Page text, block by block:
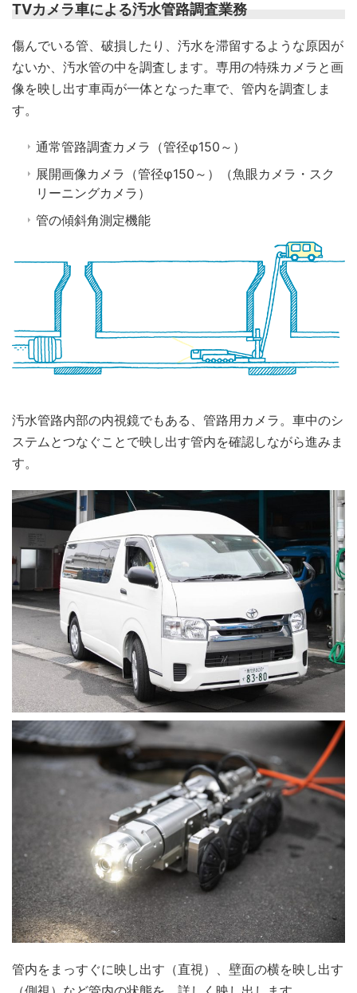
TVカメラ車による汚水管路調査業務
傷んでいる管、破損したり、汚水を滞留するような原因が
ないか、汚水管の中を調査します。専用の特殊カメラと画
像を映し出す車両が一体となった車で、管内を調査しま
す。
通常管路調査カメラ（管径φ150～）
展開画像カメラ（管径φ150～）（魚眼カメラ・スク
リーニングカメラ）
管の傾斜角測定機能
汚水管路内部の内視鏡でもある、管路用カメラ。車中のシ
ステムとつなぐことで映し出す管内を確認しながら進みま
す。
管内をまっすぐに映し出す（直視）、壁面の横を映し出す